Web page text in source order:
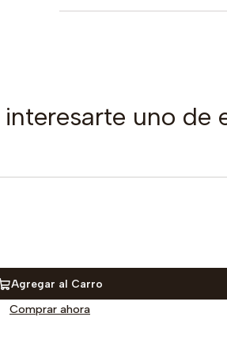
uno de
Agregar al Carro
Comprar ahora